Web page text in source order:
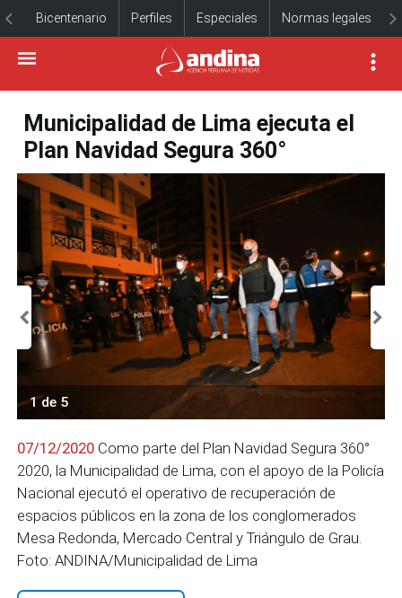
Bicentenario Perfiles Especiales Normas legales
Municipalidad de Lima ejecuta el
Plan Navidad Segura 360°
1 de 5
07/12/2020 Como parte del Plan Navidad Segura 360°
2020, la Municipalidad de Lima, con el apoyo de la Policía
Nacional ejecutó el operativo de recuperación de
espacios públicos en la zona de los conglomerados
Mesa Redonda, Mercado Central y Triángulo de Grau.
Foto: ANDINA/Municipalidad de Lima